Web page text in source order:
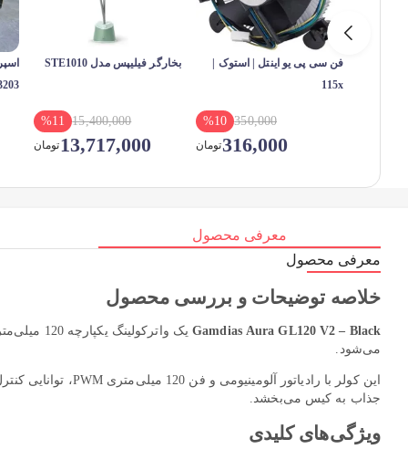
فن سی پی یو اینتل | استوک |
115x
350,000
%10
316,000تومان
بخارگر فیلیپس مدل STE1010
15,400,000
%11
13,717,000تومان
معرفی محصول
معرفی محصول
خلاصه توضیحات و بررسی محصول
Gamdias Aura GL120 V2 – Black
می‌شود.
جذاب به کیس می‌بخشد.
ویژگی‌های کلیدی